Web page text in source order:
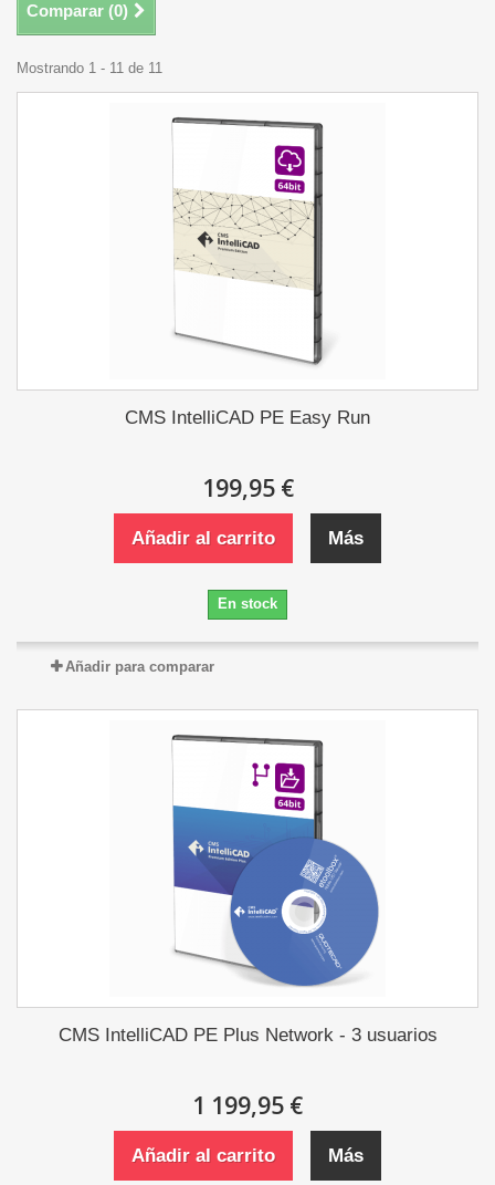
Comparar (0)
Mostrando 1 - 11 de 11
CMS IntelliCAD PE Easy Run
199,95 €
Añadir al carrito Más
En stock
Añadir para comparar
CMS IntelliCAD PE Plus Network - 3 usuarios
1 199,95 €
Añadir al carrito Más